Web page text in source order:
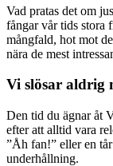
Vad pratas det om
fångar vår tids stora
mångfald, hot mot
nära de mest
Vi slösar aldrig
Den tid du ägnar åt
efter att alltid vara
”Åh fan!” eller en
underhållning.